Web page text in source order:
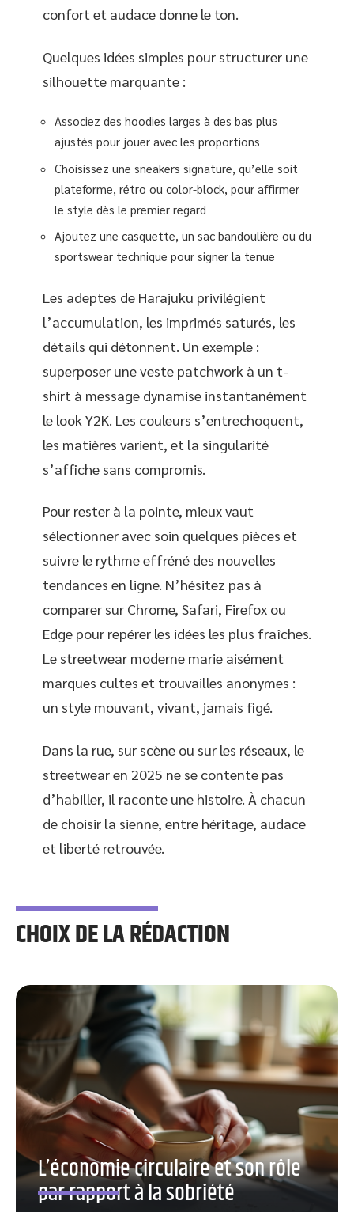
confort et audace donne le ton.
Quelques idées simples pour structurer une
silhouette marquante :
Associez des hoodies larges à des bas plus
ajustés pour jouer avec les proportions
Choisissez une sneakers signature, qu’elle soit
plateforme, rétro ou color-block, pour affirmer
le style dès le premier regard
Ajoutez une casquette, un sac bandoulière ou du
sportswear technique pour signer la tenue
Les adeptes de Harajuku privilégient
l’accumulation, les imprimés saturés, les
détails qui détonnent. Un exemple :
superposer une veste patchwork à un t-
shirt à message dynamise instantanément
le look Y2K. Les couleurs s’entrechoquent,
les matières varient, et la singularité
s’affiche sans compromis.
Pour rester à la pointe, mieux vaut
sélectionner avec soin quelques pièces et
suivre le rythme effréné des nouvelles
tendances en ligne. N’hésitez pas à
comparer sur Chrome, Safari, Firefox ou
Edge pour repérer les idées les plus fraîches.
Le streetwear moderne marie aisément
marques cultes et trouvailles anonymes :
un style mouvant, vivant, jamais figé.
Dans la rue, sur scène ou sur les réseaux, le
streetwear en 2025 ne se contente pas
d’habiller, il raconte une histoire. À chacun
de choisir la sienne, entre héritage, audace
et liberté retrouvée.
CHOIX DE LA RÉDACTION
L’économie circulaire et son rôle
par rapport à la sobriété